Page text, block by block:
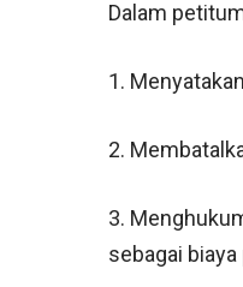
Dalam
1.
2.
3.
sebagai